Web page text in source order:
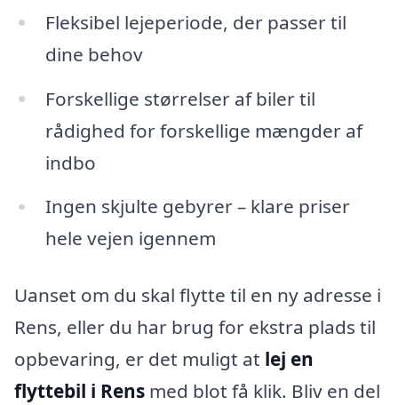
Fleksibel lejeperiode, der passer til
dine behov
Forskellige størrelser af biler til
rådighed for forskellige mængder af
indbo
Ingen skjulte gebyrer – klare priser
hele vejen igennem
Uanset om du skal flytte til en ny adresse i
Rens, eller du har brug for ekstra plads til
opbevaring, er det muligt at lej en
flyttebil i Rens med blot få klik. Bliv en del